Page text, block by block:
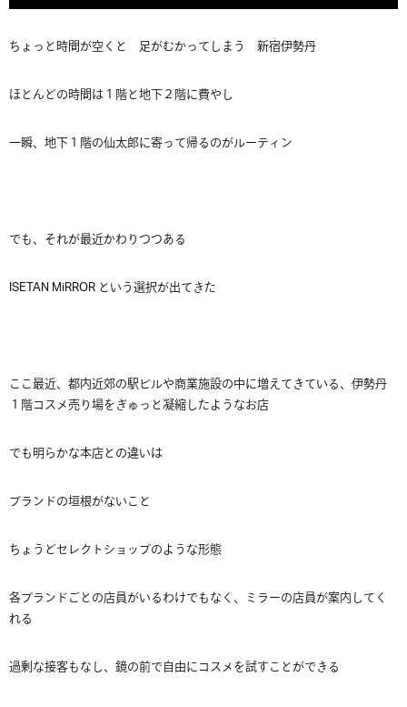
ちょっと時間が空くと 足がむかってしまう 新宿伊勢丹
ほとんどの時間は１階と地下２階に費やし
一瞬、地下１階の仙太郎に寄って帰るのがルーティン
でも、それが最近かわりつつある
ISETAN MiRROR という選択が出てきた
ここ最近、都内近郊の駅ビルや商業施設の中に増えてきている、伊勢丹
１階コスメ売り場をぎゅっと凝縮したようなお店
でも明らかな本店との違いは
ブランドの垣根がないこと
ちょうどセレクトショップのような形態
各ブランドごとの店員がいるわけでもなく、ミラーの店員が案内してく
れる
過剰な接客もなし、鏡の前で自由にコスメを試すことができる